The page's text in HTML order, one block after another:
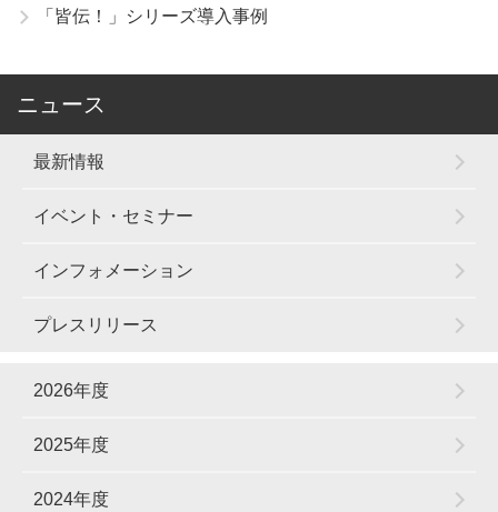
「皆伝！」シリーズ導入事例
ニュース
最新情報
イベント・セミナー
インフォメーション
プレスリリース
2026年度
2025年度
2024年度